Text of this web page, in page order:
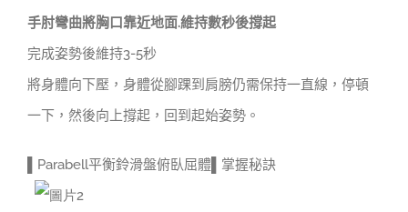
手肘彎曲將胸口靠近地面.維持數秒後撐起
完成姿勢後維持3-5秒
將身體向下壓，身體從腳踝到肩膀仍需保持一直線，停頓
一下，然後向上撐起，回到起始姿勢。
▌Parabell平衡鈴滑盤俯臥屈體▌掌握秘訣